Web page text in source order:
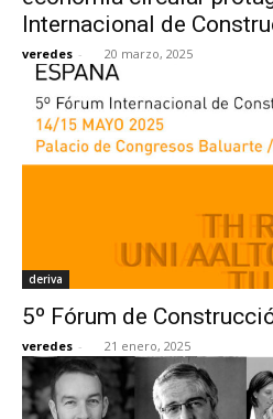
Internacional de
veredes - 20 marzo, 2025
deriva
5º Fórum de
veredes - 21 enero, 2025